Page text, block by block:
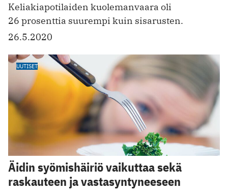
Keliakiapotilaiden kuolemanvaara oli
26 prosenttia suurempi kuin sisarusten.
26.5.2020
UUTISET
Äidin syömishäiriö vaikuttaa sekä
raskauteen ja vastasyntyneeseen